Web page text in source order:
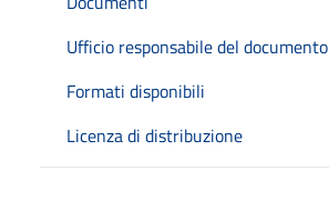
Ufficio responsabile del documento
Formati disponibili
Licenza di distribuzione